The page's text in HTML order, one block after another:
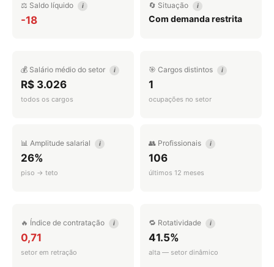
⚖️ Saldo líquido i
-18
🔄 Situação i
Com demanda restrita
💰 Salário médio do setor i
R$ 3.026
todos os cargos
🎯 Cargos distintos i
1
ocupações no setor
📊 Amplitude salarial i
26%
piso → teto
👥 Profissionais i
106
últimos 12 meses
🔥 Índice de contratação i
0,71
setor em retração
🔁 Rotatividade i
41.5%
alta — setor dinâmico